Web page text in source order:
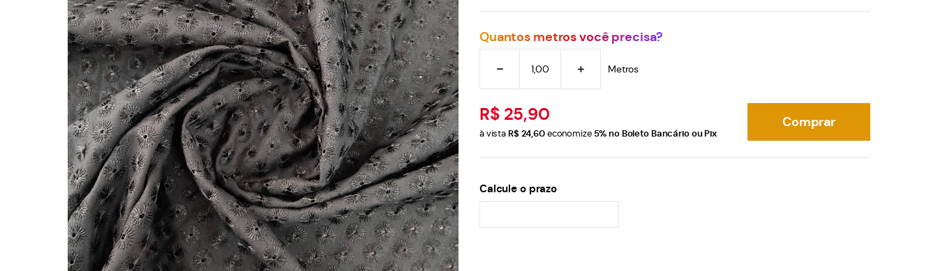
Quantos metros você precisa?
Metros
R$ 25,90
à vistaR$ 24,60economize 5%no Boleto Bancário ou Pix
Comprar
Calcule o prazo